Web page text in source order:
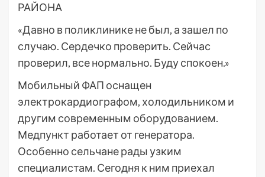
РАЙОНА
«Давно в поликлинике не был, а зашел по
случаю. Сердечко проверить. Сейчас
проверил, все нормально. Буду спокоен.»
Мобильный ФАП оснащен
электрокардиографом, холодильником и
другим современным оборудованием.
Медпункт работает от генератора.
Особенно сельчане рады узким
специалистам. Сегодня к ним приехал